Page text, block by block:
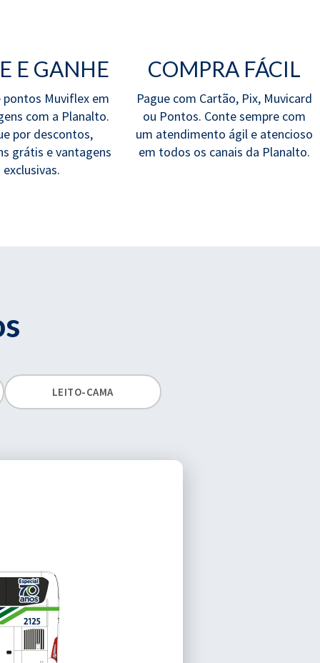
E GANHE
pontos Muviflex em
com a Planalto.
por descontos,
grátis e vantagens
exclusivas.
COMPRA FÁCIL
Pague com Cartão, Pix, Muvicard
ou Pontos. Conte sempre com
um atendimento ágil e atencioso
em todos os canais da Planalto.
LEITO-CAMA